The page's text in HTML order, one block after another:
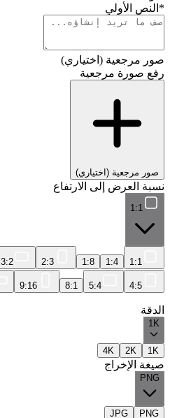
* النص الأولي
صور مرجعية (اختياري)
رفع صورة مرجعية
صور مرجعية (اختياري)
نسبة العرض إلى الارتفاع
1:1
1:1
1:4
1:8
2:3
3:2
4:5
5:4
8:1
9:16
الدقة
1K
1K
2K
4K
صيغة الإخراج
PNG
PNG
JPG